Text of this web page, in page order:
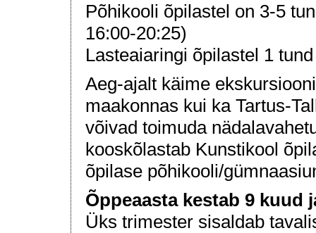
Põhikooli õpilastel on 3-5
16:00-20:25)
Lasteaiaringi õpilastel 1
Aeg-ajalt käime
maakonnas kui ka Tartus-
võivad toimuda
kooskõlastab Kunstikool
õpilase põhikooli/
Õppeaasta kestab 9
Üks trimester sisaldab